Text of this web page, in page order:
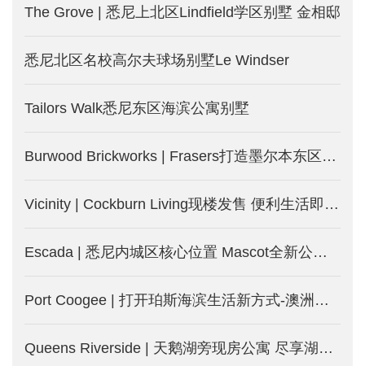
The Grove | 悉尼上北区Lindfield学区别墅 金相邸
悉尼北区名校高尔夫球场别墅Le Windser
Tailors Walk悉尼东区海滨公寓别墅
Burwood Brickworks | Frasers打造墨尔本东区Burwood城中城-墨尔本新楼盘发售
Vicinity | Cockburn Living现楼发售 便利生活即日起-澳洲珀斯新楼盘
Escada | 悉尼内城区核心位置 Mascot全新公寓-澳洲悉尼新楼盘
Port Coogee | 打开珀斯海滨生活新方式-澳洲珀斯新楼盘
Queens Riverside | 天鹅湖旁现房公寓 尽享湖边度假式生活-澳洲珀斯新楼盘